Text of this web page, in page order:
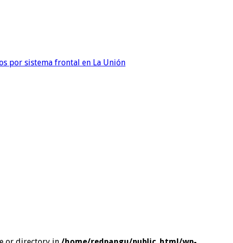
por sistema frontal en La Unión